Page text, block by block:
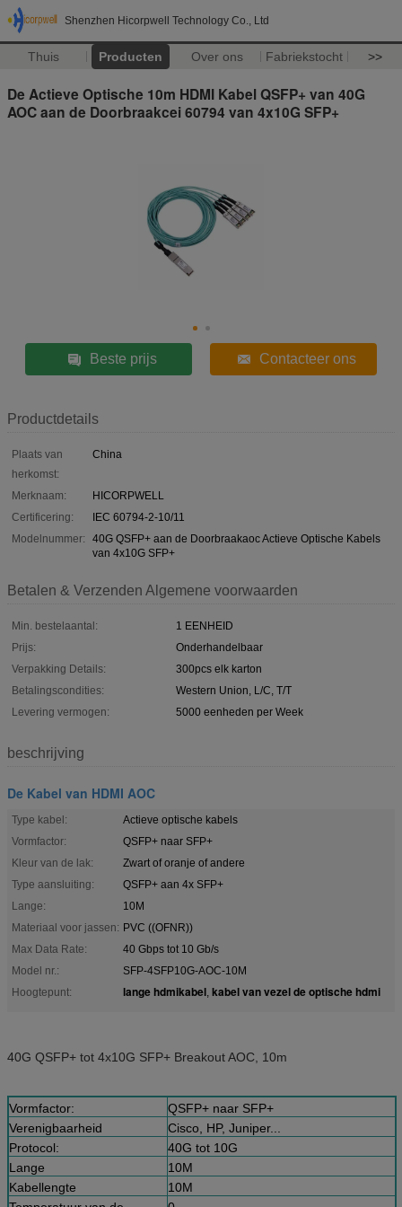
Shenzhen Hicorpwell Technology Co., Ltd
Thuis Producten Over ons Fabriekstocht >>
De Actieve Optische 10m HDMI Kabel QSFP+ van 40G
AOC aan de Doorbraakcei 60794 van 4x10G SFP+
Beste prijs Contacteer ons
Productdetails
Plaats van
herkomst:
China
Merknaam:
HICORPWELL
Certificering:
IEC 60794-2-10/11
Modelnummer:
40G QSFP+ aan de Doorbraakaoc Actieve Optische Kabels
van 4x10G SFP+
Betalen & Verzenden Algemene voorwaarden
Min. bestelaantal:
1 EENHEID
Prijs:
Onderhandelbaar
Verpakking Details:
300pcs elk karton
Betalingscondities:
Western Union, L/C, T/T
Levering vermogen:
5000 eenheden per Week
beschrijving
De Kabel van HDMI AOC
Type kabel:
Actieve optische kabels
Vormfactor:
QSFP+ naar SFP+
Kleur van de lak:
Zwart of oranje of andere
Type aansluiting:
QSFP+ aan 4x SFP+
Lange:
10M
Materiaal voor jassen: PVC ((OFNR))
Max Data Rate:
40 Gbps tot 10 Gb/s
Model nr.:
SFP-4SFP10G-AOC-10M
Hoogtepunt:
lange hdmikabel, kabel van vezel de optische hdmi
40G QSFP+ tot 4x10G SFP+ Breakout AOC, 10m
Vormfactor:
QSFP+ naar SFP+
Verenigbaarheid
Cisco, HP, Juniper...
Protocol:
40G tot 10G
Lange
10M
Kabellengte
10M